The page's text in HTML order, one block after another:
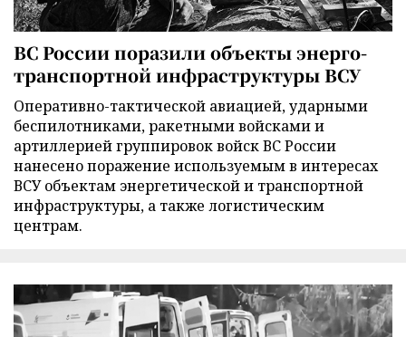
ВС России поразили объекты энерго-
транспортной инфраструктуры ВСУ
Оперативно-тактической авиацией, ударными
беспилотниками, ракетными войсками и
артиллерией группировок войск ВС России
нанесено поражение используемым в интересах
ВСУ объектам энергетической и транспортной
инфраструктуры, а также логистическим
центрам.